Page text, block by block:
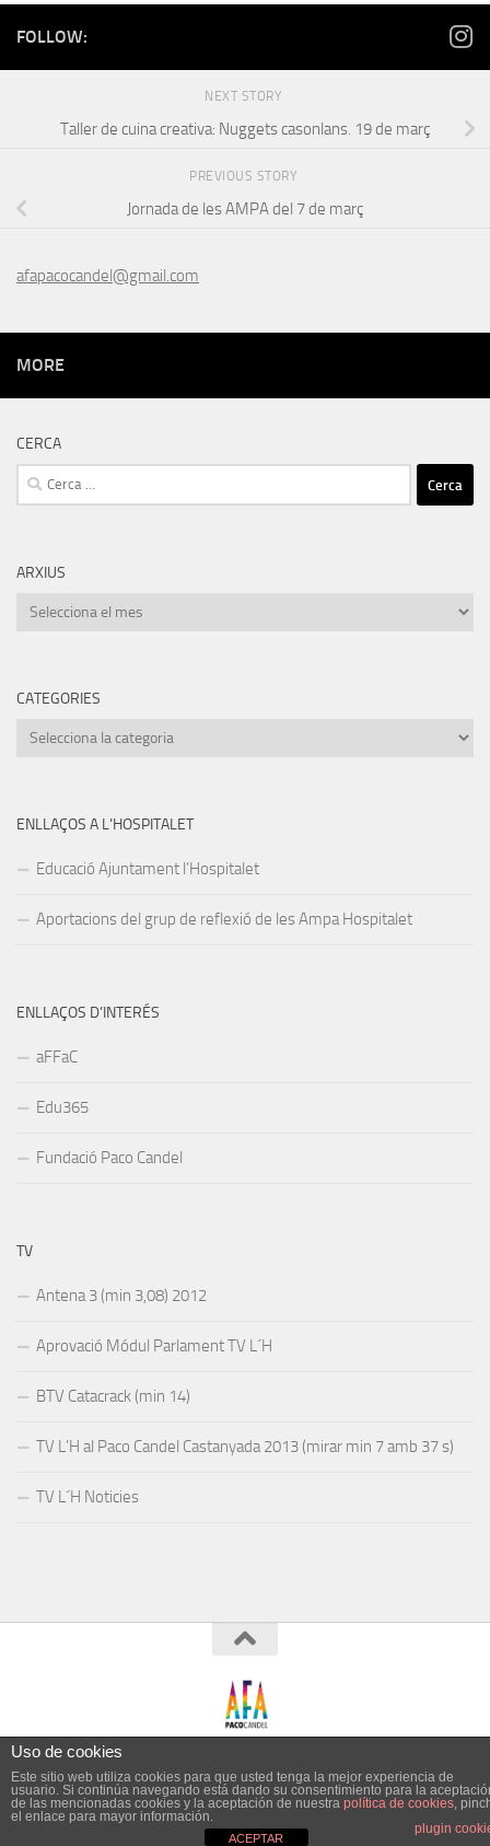
FOLLOW:
NEXT STORY
Taller de cuina creativa: Nuggets casonlans. 19 de març
PREVIOUS STORY
Jornada de les AMPA del 7 de març
afapacocandel@gmail.com
MORE
CERCA
Cerca:
ARXIUS
Arxius
CATEGORIES
Categories
ENLLAÇOS A L’HOSPITALET
Educació Ajuntament l’Hospitalet
Aportacions del grup de reflexió de les Ampa Hospitalet
ENLLAÇOS D’INTERÉS
aFFaC
Edu365
Fundació Paco Candel
TV
Antena 3 (min 3,08) 2012
Aprovació Módul Parlament TV L´H
BTV Catacrack (min 14)
TV L’H al Paco Candel Castanyada 2013 (mirar min 7 amb 37 s)
TV L´H Noticies
Uso de cookies
Este sitio web utiliza cookies para que usted tenga la mejor experiencia de
usuario. Si continúa navegando está dando su consentimiento para la
de las mencionadas cookies y la aceptación de nuestra política de cookies,
el enlace para mayor información.
plugin
ACEPTAR
Esta página utiliza cookies y otras
tecnologías para que podamos mejorar
su experiencia en nuestros sitios:Más
información.
Aceptar Rechazar